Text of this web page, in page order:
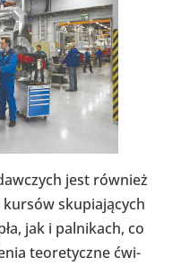
jest również
sku­pia­ją­cych
jak i pal­ni­kach, co
teo­re­tyczne ćwi­